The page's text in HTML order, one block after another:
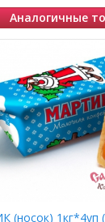
Аналогичные
(носок) 1кг*4уп